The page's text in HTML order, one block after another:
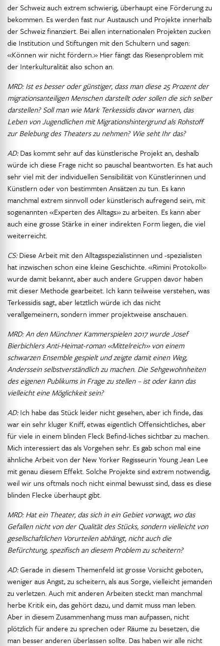
der Schweiz auch extrem schwierig, überhaupt eine Förderung zu
bekommen. Es werden fast nur Austausch und Projekte innerhalb
der Schweiz finanziert. Bei allen internationalen Projekten zucken
die Institution und Stiftungen mit den Schultern und sagen:
«Können wir nicht fördern.» Hier fängt das Riesenproblem mit
der Interkulturalität also schon an.
MRD: Ist es besser oder günstiger, dass man diese 25 Prozent der
migrationsanteiligen Menschen darstellt oder sollen die sich selber
darstellen? Soll man wie Mark Terkessidis davor warnen, das
Leben von Jugendlichen mit Migrationshintergrund als Rohstoff
zur Belebung des Theaters zu nehmen? Wie seht Ihr das?
AD:Das kommt sehr auf das künstlerische Projekt an, deshalb
würde ich diese Frage nicht so pauschal beantworten. Es hat auch
sehr viel mit der individuellen Sensibilität von Künstlerinnen und
Künstlern oder von bestimmten Ansätzen zu tun. Es kann
manchmal extrem sinnvoll oder künstlerisch aufregend sein, mit
sogenannten «Experten des Alltags» zu arbeiten. Es kann aber
auch eine grosse Stärke in einer indirekten Form liegen, die viel
weiterreicht.
CS:Diese Arbeit mit den Alltagsspezialistinnen und -spezialisten
hat inzwischen schon eine kleine Geschichte. «Rimini Protokoll»
wurde damit bekannt, aber auch andere Gruppen davor haben
mit dieser Methode gearbeitet. Ich kann teilweise verstehen, was
Terkessidis sagt, aber letztlich würde ich das nicht
verallgemeinern, sondern immer projektweise anschauen.
MRD: An den Münchner Kammerspielen 2017 wurde Josef
Bierbichlers Anti-Heimat-roman «Mittelreich» von einem
schwarzen Ensemble gespielt und zeigte damit einen Weg,
Anderssein selbstverständlich zu machen. Die Sehgewohnheiten
des eigenen Publikums in Frage zu stellen – ist oder kann das
vielleicht eine Möglichkeit sein?
AD:Ich habe das Stück leider nicht gesehen, aber ich finde, das
war ein sehr kluger Kniff, etwas eigentlich Offensichtliches, aber
für viele in einem blinden Fleck Befind-liches sichtbar zu machen.
Mich interessiert das als Vorgehen sehr. Es gab schon mal eine
ähnliche Arbeit von der New Yorker Regisseurin Young Jean Lee
mit genau diesem Effekt. Solche Projekte sind extrem notwendig,
weil wir uns oftmals noch nicht einmal bewusst sind, dass es diese
blinden Flecke überhaupt gibt.
MRD: Hat ein Theater, das sich in ein Gebiet vorwagt, wo das
Gefallen nicht von der Qualität des Stücks, sondern vielleicht von
gesellschaftlichen Vorurteilen abhängt, nicht auch die
Befürchtung, spezifisch an diesem Problem zu scheitern?
AD:Gerade in diesem Themenfeld ist grosse Vorsicht geboten,
weniger aus Angst, zu scheitern, als aus Sorge, vielleicht jemanden
zu verletzen. Auch mit anderen Arbeiten steckt man manchmal
herbe Kritik ein, das gehört dazu, und damit muss man leben.
Aber in diesem Zusammenhang muss man aufpassen, nicht
plötzlich für andere zu sprechen oder Räume zu besetzen, die
man besser anderen überlassen sollte. Das haben wir alle nicht